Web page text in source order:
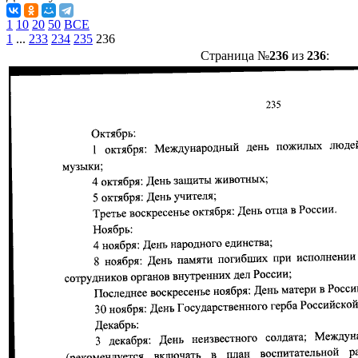
1 10 20 50 ВСЕ
1 ... 233 234 235 236
Страница №236из 236: